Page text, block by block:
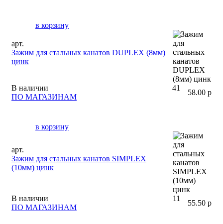
в корзину
арт.
Зажим для стальных канатов DUPLEX (8мм)
цинк
В наличии
41
ПО МАГАЗИНАМ
58.00 р
в корзину
арт.
Зажим для стальных канатов SIMPLEX
(10мм) цинк
В наличии
11
ПО МАГАЗИНАМ
55.50 р